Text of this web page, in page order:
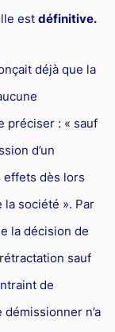
est définitive.
déjà que la
préciser : « sauf
d’un
dès lors
la société ». Par
la décision de
sauf
de
n’a